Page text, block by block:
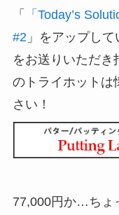
「
「Today’s
#2 」をアップし
をお送りいただき
のトライホットは
さい！
77,000円か…ちょ